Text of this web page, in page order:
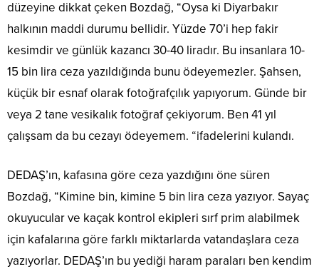
düzeyine dikkat çeken Bozdağ, “Oysa ki Diyarbakır
halkının maddi durumu bellidir. Yüzde 70’i hep fakir
kesimdir ve günlük kazancı 30-40 liradır. Bu insanlara 10-
15 bin lira ceza yazıldığında bunu ödeyemezler. Şahsen,
küçük bir esnaf olarak fotoğrafçılık yapıyorum. Günde bir
veya 2 tane vesikalık fotoğraf çekiyorum. Ben 41 yıl
çalışsam da bu cezayı ödeyemem. “ifadelerini kulandı.
DEDAŞ’ın, kafasına göre ceza yazdığını öne süren
Bozdağ, “Kimine bin, kimine 5 bin lira ceza yazıyor. Sayaç
okuyucular ve kaçak kontrol ekipleri sırf prim alabilmek
için kafalarına göre farklı miktarlarda vatandaşlara ceza
yazıyorlar. DEDAŞ’ın bu yediği haram paraları ben kendim